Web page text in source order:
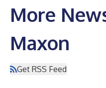
More
Maxon
Get RSS Feed